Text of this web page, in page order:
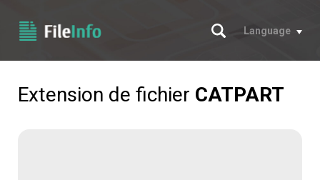
Chercher
Language
Extension de fichier CATPART